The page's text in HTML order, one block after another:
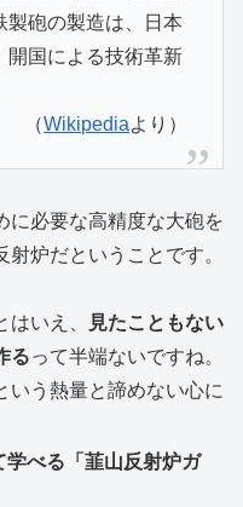
製砲の製造は、日本
開国による技術革新
（Wikipediaより）
に必要な高精度な大砲を
炉だということです。
いえ、
見たこともない
るって半端ないですね。
いう熱量と諦めない心に
学べる「韮山反射炉ガ